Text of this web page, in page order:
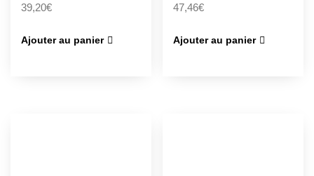
39,20€
Ajouter au panier
47,46€
Ajouter au panier